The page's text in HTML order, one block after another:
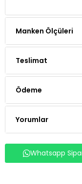
Manken Ölçüleri
Teslimat
Ödeme
Yorumlar
Whatsapp